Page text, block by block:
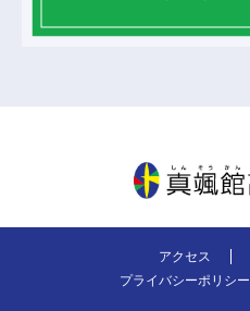
アクセス
プライバシーポリシー